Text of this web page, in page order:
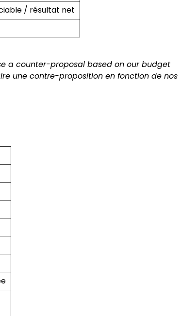
/ résultat net
a counter-proposal based on our budget
une contre-proposition en fonction de nos